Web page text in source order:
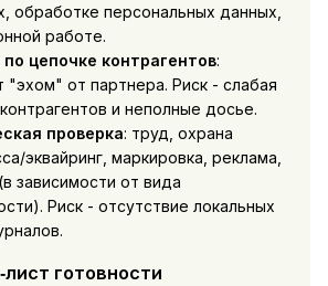
обработке персональных данных,
работе.
цепочке контрагентов:
"эхом" от партнера. Риск - слабая
и неполные досье.
проверка: труд, охрана
эквайринг, маркировка, реклама,
зависимости от вида
Риск - отсутствие локальных
готовности